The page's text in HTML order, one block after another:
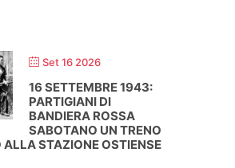
Set 16 2026
16 SETTEMBRE 1943:
PARTIGIANI DI
BANDIERA ROSSA
SABOTANO UN TRENO
ALLA STAZIONE OSTIENSE